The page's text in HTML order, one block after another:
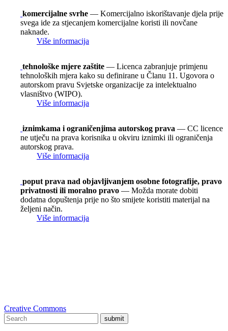
komercijalne svrhe — Komercijalno iskorištavanje djela prije
svega ide za stjecanjem komercijalne koristi ili novčane
naknade.
Više informacija
tehnološke mjere zaštite — Licenca zabranjuje primjenu
tehnoloških mjera kako su definirane u Članu 11. Ugovora o
autorskom pravu Svjetske organizacije za intelektualno
vlasništvo (WIPO).
Više informacija
iznimkama i ograničenjima autorskog prava — CC licence
ne utječu na prava korisnika u okviru iznimki ili ograničenja
autorskog prava.
Više informacija
poput prava nad objavljivanjem osobne fotografije, pravo
privatnosti ili moralno pravo — Možda morate dobiti
dodatna dopuštenja prije no što smijete koristiti materijal na
željeni način.
Više informacija
Creative Commons
submit